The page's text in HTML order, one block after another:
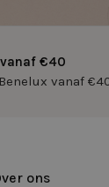
€40
vanaf
ons